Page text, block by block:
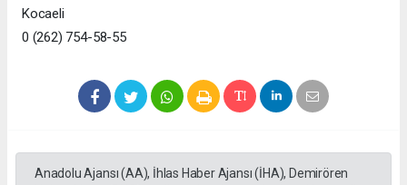
Kocaeli
0 (262) 754-58-55
Anadolu Ajansı (AA), İhlas Haber Ajansı (İHA), Demirören